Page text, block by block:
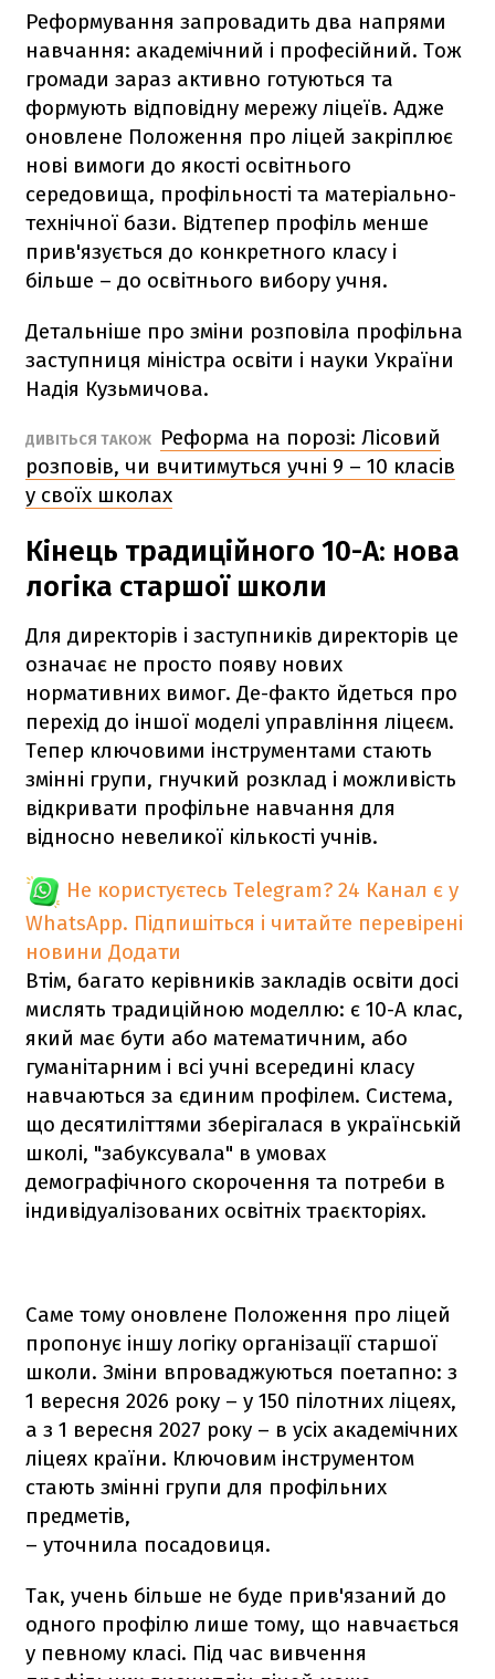
Реформування запровадить два напрями
навчання: академічний і професійний. Тож
громади зараз активно готуються та
формують відповідну мережу ліцеїв. Адже
оновлене Положення про ліцей закріплює
нові вимоги до якості освітнього
середовища, профільності та матеріально-
технічної бази. Відтепер профіль менше
прив'язується до конкретного класу і
більше – до освітнього вибору учня.
Детальніше про зміни розповіла профільна
заступниця міністра освіти і науки України
Надія Кузьмичова.
ДИВІТЬСЯ ТАКОЖ
Реформа на порозі: Лісовий
розповів, чи вчитимуться учні 9 – 10 класів
у своїх школах
Кінець традиційного 10-А: нова
логіка старшої школи
Для директорів і заступників директорів це
означає не просто появу нових
нормативних вимог. Де-факто йдеться про
перехід до іншої моделі управління ліцеєм.
Тепер ключовими інструментами стають
змінні групи, гнучкий розклад і можливість
відкривати профільне навчання для
відносно невеликої кількості учнів.
Не користуєтесь Telegram? 24 Канал є у
WhatsApp. Підпишіться і читайте перевірені
новини Додати
Втім, багато керівників закладів освіти досі
мислять традиційною моделлю: є 10-А клас,
який має бути або математичним, або
гуманітарним і всі учні всередині класу
навчаються за єдиним профілем. Система,
що десятиліттями зберігалася в українській
школі, "забуксувала" в умовах
демографічного скорочення та потреби в
індивідуалізованих освітніх траєкторіях.
Саме тому оновлене Положення про ліцей
пропонує іншу логіку організації старшої
школи. Зміни впроваджуються поетапно: з
1 вересня 2026 року – у 150 пілотних ліцеях,
а з 1 вересня 2027 року – в усіх академічних
ліцеях країни. Ключовим інструментом
стають змінні групи для профільних
предметів,
– уточнила посадовиця.
Так, учень більше не буде прив'язаний до
одного профілю лише тому, що навчається
у певному класі. Під час вивчення